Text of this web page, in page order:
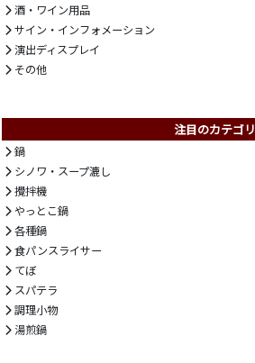
酒・ワイン用品
サイン・インフォメーション
演出ディスプレイ
その他
注目のカテゴリ
鍋
シノワ・スープ漉し
攪拌機
やっとこ鍋
各種鍋
食パンスライサー
てぼ
スパテラ
調理小物
湯煎鍋